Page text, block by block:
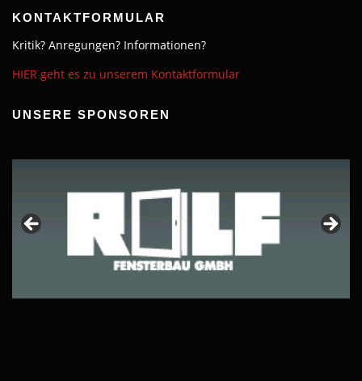
KONTAKTFORMULAR
Kritik? Anregungen? Informationen?
HIER geht es zu unserem Kontaktformular
UNSERE SPONSOREN